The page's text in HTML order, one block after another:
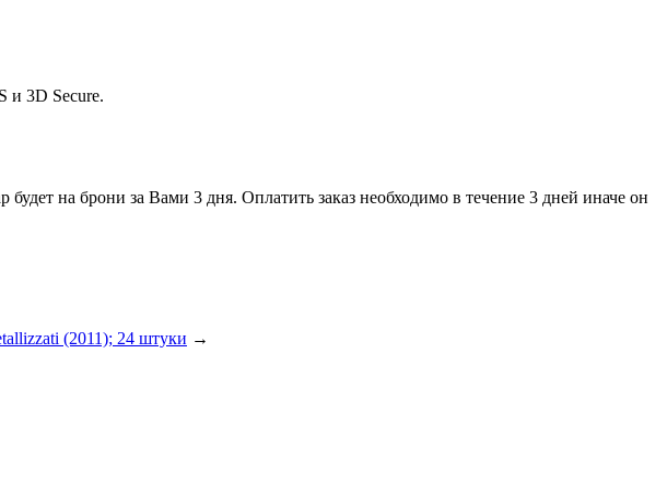
и 3D Secure.
на брони за Вами 3 дня. Оплатить заказ необходимо в течение 3 дней иначе он
(2011); 24 штуки →